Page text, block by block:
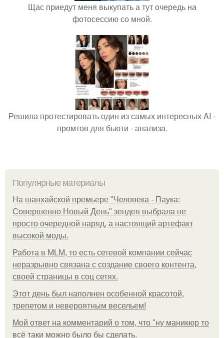
Щас приедут меня выкупать а тут очередь на
фотосессию со мной.
Решила протестировать один из самых интересных AI -
промтов для бьюти - анализа.
Популярные материалы
На шанхайской премьере "Человека - Паука:
Совершенно Новый День" зендея выбрала не
просто очередной наряд, а настоящий артефакт
высокой моды.
Работа в MLM, то есть сетевой компании сейчас
неразрывно связана с создание своего контента,
своей страницы в соц сетях.
Этот день был наполнен особенной красотой,
трепетом и невероятным весельем!
Мой ответ на комментарий о том, что "ну маникюр то
всё таки можно было бы сделать.